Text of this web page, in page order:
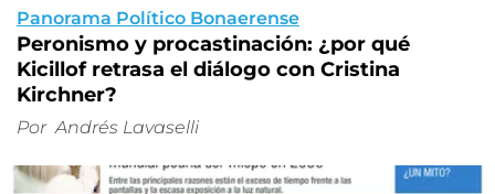
Panorama Político Bonaerense
Peronismo y procastinación: ¿por qué
Kicillof retrasa el diálogo con Cristina
Kirchner?
Por Andrés Lavaselli